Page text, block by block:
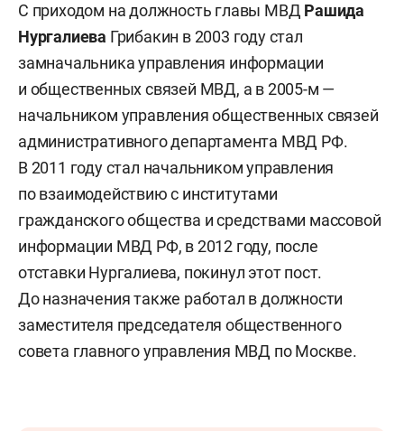
С приходом на должность главы МВД Рашида
Нургалиева Грибакин в 2003 году стал
замначальника управления информации
и общественных связей МВД, а в 2005-м —
начальником управления общественных связей
административного департамента МВД РФ.
В 2011 году стал начальником управления
по взаимодействию с институтами
гражданского общества и средствами массовой
информации МВД РФ, в 2012 году, после
отставки Нургалиева, покинул этот пост.
До назначения также работал в должности
заместителя председателя общественного
совета главного управления МВД по Москве.